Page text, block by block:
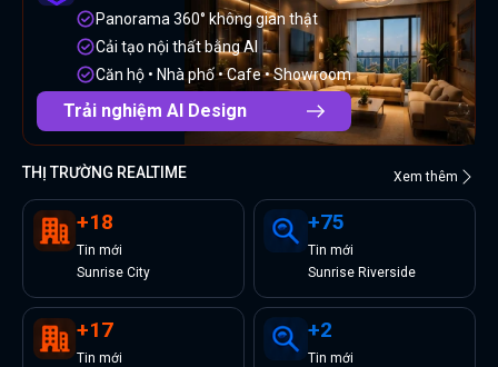
Panorama 360° không gian thật
Cải tạo nội thất bằng AI
Căn hộ • Nhà phố • Cafe • Showroom
Trải nghiệm AI Design
THỊ TRƯỜNG REALTIME Xem thêm
+18
Tin mới
Sunrise City
+75
Tin mới
Sunrise Riverside
+17
Tin mới
+2
Tin mới